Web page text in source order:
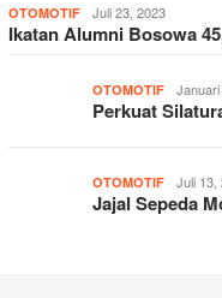
OTOMOTIF Juli 23, 2023
Ikatan Alumni Bosowa
OTOMOTIF
Perkuat
OTOMOTIF Juli 13,
Jajal Sepeda